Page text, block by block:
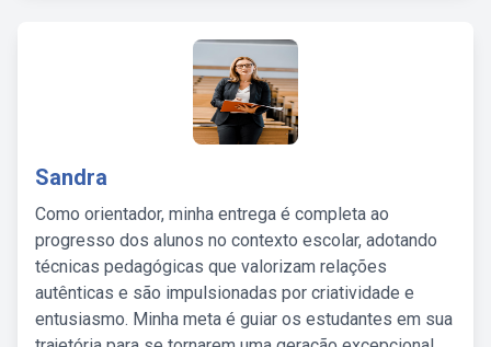
Sandra
Como orientador, minha entrega é completa ao
progresso dos alunos no contexto escolar, adotando
técnicas pedagógicas que valorizam relações
autênticas e são impulsionadas por criatividade e
entusiasmo. Minha meta é guiar os estudantes em sua